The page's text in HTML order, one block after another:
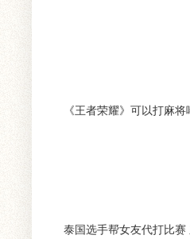
《王者荣耀》可以打麻
泰国选手帮女友代打比